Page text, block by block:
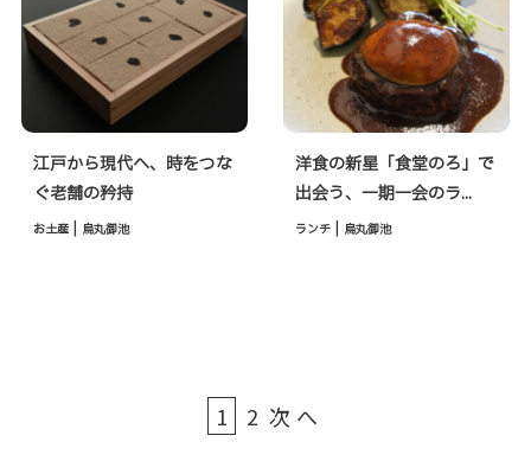
江戸から現代へ、時をつな
ぐ老舗の矜持
お土産 | 烏丸御池
洋食の新星「食堂のろ」で
出会う、一期一会のラ...
ランチ | 烏丸御池
1 2 次へ